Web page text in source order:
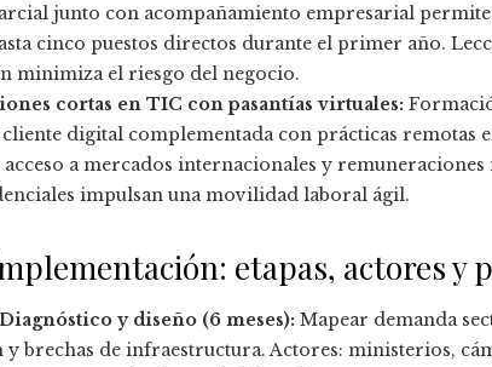
junto con acompañamiento empresarial
cinco puestos directos durante el primer año.
minimiza el riesgo del negocio.
cortas en TIC con pasantías virtuales:
digital complementada con prácticas remotas
acceso a mercados internacionales y remuneraciones
impulsan una movilidad laboral ágil.
etapas, actores y
y diseño (6 meses): Mapear demanda
brechas de infraestructura. Actores: ministerios,